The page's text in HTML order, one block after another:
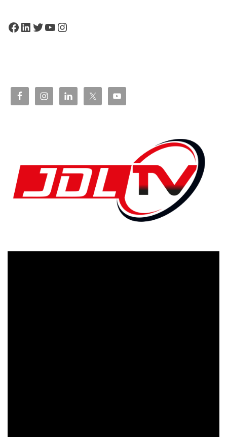
Facebook
LinkedIn
Twitter
YouTube
Instagram